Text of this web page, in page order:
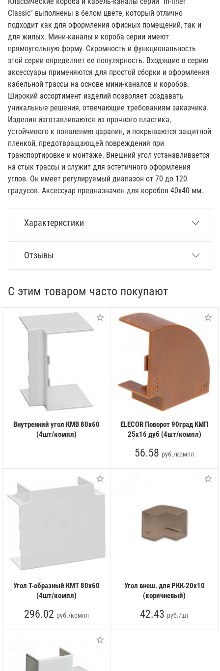
Classic'' выполнены в белом цвете, который отлично
подходит как для оформления офисных помещений, так и
для жилых. Мини-каналы и короба серии имеют
прямоугольную форму. Скромность и функциональность
этой серии определяет ее популярность. Входящие в серию
аксессуары применяются для простой сборки и оформления
кабельной трассы на основе мини-каналов и коробов.
Широкий ассортимент изделий позволяет создавать
уникальные решения, отвечающие требованиям заказчика.
Изделия изготавливаются из прочного пластика,
устойчивого к появлению царапин, и покрываются защитной
пленкой, предотвращающей повреждения при
транспортировке и монтаже. Внешний угол устанавливается
на стык трассы и служит для эстетичного оформления
углов. Он имеет регулируемый диапазон от 70 до 120
градусов. Аксессуар предназначен для коробов 40х40 мм.
Характеристики
Отзывы
С этим товаром часто покупают
Внутренний угол КМВ 80х60
(4шт/компл)
ELECOR Поворот 90град КМП
25х16 дуб (4шт/компл)
56.58 руб./компл
Угол Т-образный КМТ 80х60
(4шт/компл)
296.02 руб./компл
Угол внеш. для РКК-20х10
(коричневый)
42.43 руб./шт